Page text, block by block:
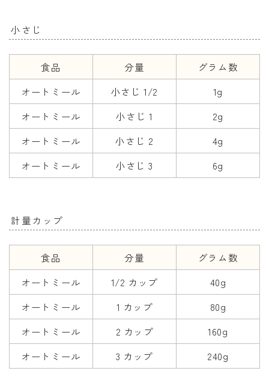
小さじ
食品 分量
グラム数
オートミール
小さじ 1/2
1g
オートミール
小さじ 1
2g
オートミール
小さじ 2
4g
オートミール
小さじ 3 6g
計量カップ
食品 分量
グラム数
オートミール
1/2 カップ
40g
オートミール
1 カップ
80g
オートミール
2 カップ
160g
オートミール
3 カップ 240g